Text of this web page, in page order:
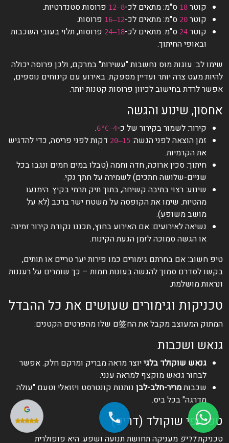
קוטר 18 ס"מ: מתאים לכ-8–12
פרוסות סטנדרטיות.
קוטר 20 ס"מ: מתאים לכ-12–16
פרוסות.
קוטר 24 ס"מ: מתאים לכ-18–24
פרוסות, תלוי בעובי השכבות
ובאופי החיתוך.
שימו לב: עוגות מוס נחשבות "עשירות" במרקם, ולכן פרוסה יכולה
להיות מעט צרה יותר ועדיין מספקת. באירוע עם קינוחים נוספים,
אפשר לרדת בחישוב לכיוון פרוסות קטנות יותר.
אחסון, שינוע והגשה
קירור: לשמור בקירור של כ-4–6°C
.
זמן הוצאה לפני הגשה: 15–20
דקות לפני פריסה, כדי להדגיש
את הקרמיות.
חיתוך: סכין ארוכה, חדה וחמה (טבלו במים חמים ונגבו בכל
שניים-שלושה חתכים) לשמירה על חתך נקי.
שינוע: רצוי בתיבה קשיחה, בתוך תיק תרמי בקיץ. הימנעו
מהטיות. שימו את הקופסה על משטח ישר ברכב (לא על
מושב משופע).
נשיאה לאירועים: אם האירוע בחוץ, תכננו נקודת קירור זמינה
או הגשה סמוכה לזמן הגעת הקינוח.
טיפ חשוב: אם בחרתם גימורים כמו פירות יער טריים או תותים,
בקשו לסדרם סמוך להגשה בעונות חמות – כך שומרים על רעננות
ונראות מושלמת.
טכניקות וגימורים שעושים את כל ההבדל
המתוק המעוצב מקבל את הח签ם שלו מהפרטים הקטנים:
גנאש ושכבות
גנאש שוקולד בלגייוצר מראה מבריק ומרקם חלק. אפשר
לבחור גנאש מוקצף למראה ענני.
שכבותמריר-חלב-לבן נותנות קונטרסט ויזואלי וטעם "עולה
מדרגה" בכל ביס.
טפטופי שוקולד (דריפ)
טכניקתדריפ מעניקה תחושת תנועה ושפע. היא פופולרית